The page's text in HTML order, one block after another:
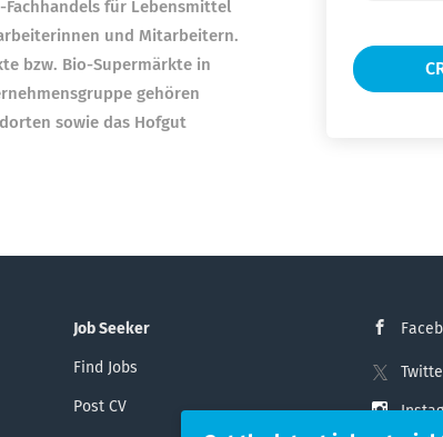
für Lebens­mittel
und Mit­arbeitern.
bzw. Bio-Supermärkte in
gehören
sowie das Hofgut
Job Seeker
Find Jobs
Post CV